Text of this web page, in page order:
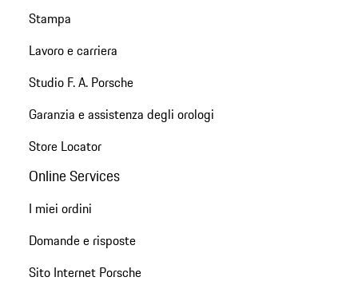
Stampa
Lavoro e carriera
Studio F. A. Porsche
Garanzia e assistenza degli orologi
Store Locator
Online Services
I miei ordini
Domande e risposte
Sito Internet Porsche